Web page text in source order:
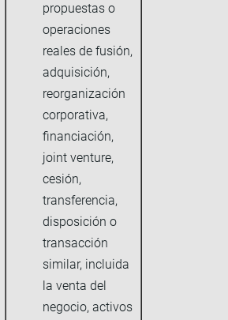
propuestas o
operaciones
reales de fusión,
adquisición,
reorganización
corporativa,
financiación,
joint venture,
cesión,
transferencia,
disposición o
transacción
similar, incluida
la venta del
negocio, activos